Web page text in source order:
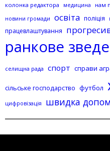
колонка редактора
медицина нам
новини громади освіта поліція
працевлаштування
ранкове
селищна рада спорт справи
сільське господарство футбол
цифровізація швидка